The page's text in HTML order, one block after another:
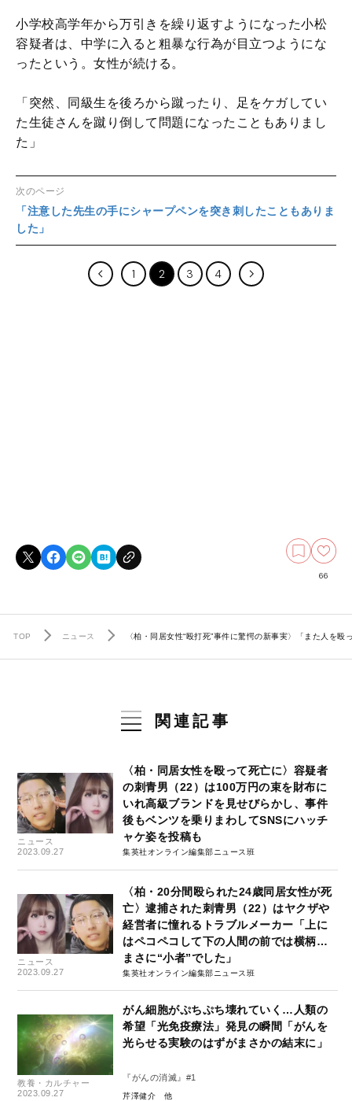
小学校高学年から万引きを繰り返すようになった小松
容疑者は、中学に入ると粗暴な行為が目立つようにな
ったという。女性が続ける。
「突然、同級生を後ろから蹴ったり、足をケガしてい
た生徒さんを蹴り倒して問題になったこともありまし
た」
次のページ
「注意した先生の手にシャープペンを突き刺したこともありま
した」
1 2 3 4
66
TOP ニュース 〈柏・同居女性“殴打死”事件に驚愕の新事実〉「また人を
関連記事
ニュース
2023.09.27
〈柏・同居女性を殴って死亡に〉容疑者
の刺青男（22）は100万円の束を財布に
いれ高級ブランドを見せびらかし、事件
後もベンツを乗りまわしてSNSにハッチ
ャケ姿を投稿も
集英社オンライン編集部ニュース班
ニュース
2023.09.27
〈柏・20分間殴られた24歳同居女性が死
亡〉逮捕された刺青男（22）はヤクザや
経営者に憧れるトラブルメーカー「上に
はペコペコして下の人間の前では横柄…
まさに“小者”でした」
集英社オンライン編集部ニュース班
教養・カルチャー
2023.09.27
がん細胞がぷちぷち壊れていく…人類の
希望「光免疫療法」発見の瞬間「がんを
光らせる実験のはずがまさかの結末に」
『がんの消滅』#1
芹澤健介